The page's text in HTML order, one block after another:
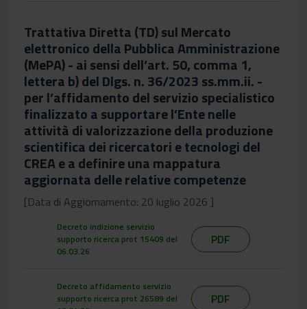
Trattativa Diretta (TD) sul Mercato
elettronico della Pubblica Amministrazione
(MePA) - ai sensi dell’art. 50, comma 1,
lettera b) del Dlgs. n. 36/2023 ss.mm.ii. -
per l’affidamento del servizio specialistico
finalizzato a supportare l’Ente nelle
attività di valorizzazione della produzione
scientifica dei ricercatori e tecnologi del
CREA e a definire una mappatura
aggiornata delle relative competenze
[Data di Aggiornamento: 20 luglio 2026 ]
Decreto indizione servizio
supporto ricerca prot 15409 del
06.03.26
PDF
Decreto affidamento servizio
supporto ricerca prot 26589 del
PDF